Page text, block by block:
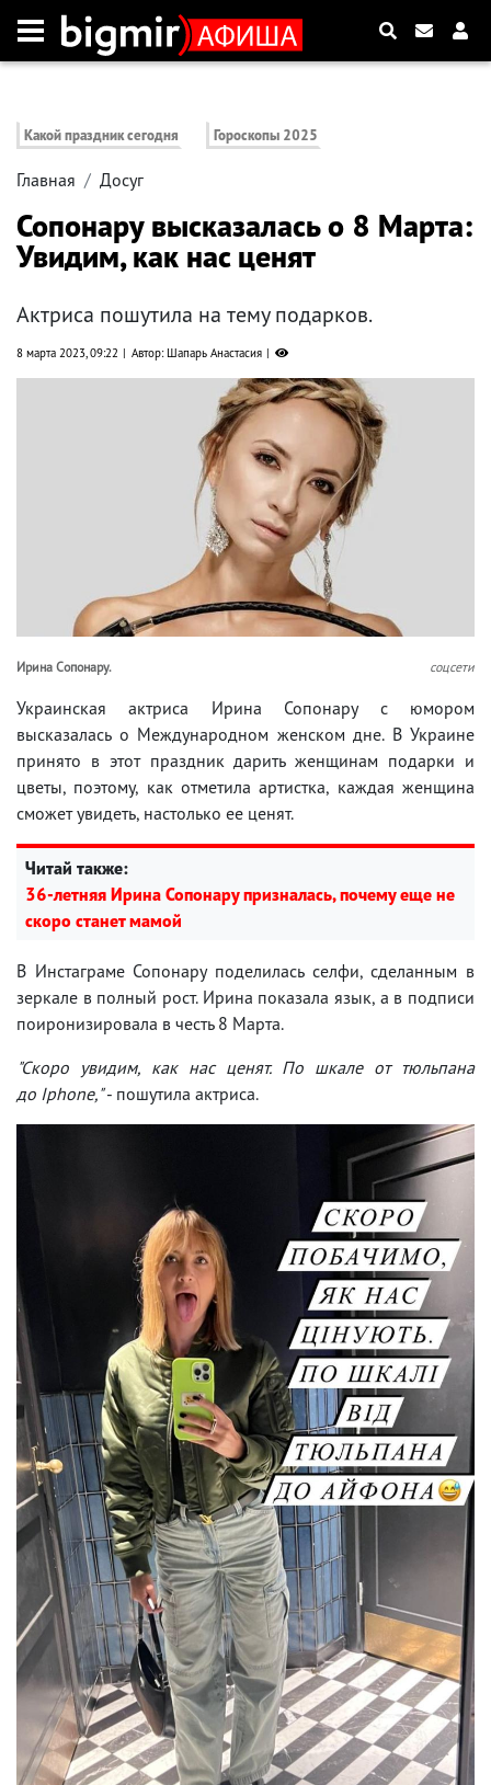
Какой праздник сегодня Гороскопы 2025
Главная Досуг
Сопонару высказалась о 8 Марта:
Увидим, как нас ценят
Актриса пошутила на тему подарков.
8 марта 2023, 09:22 Автор: Шапарь Анастасия
Ирина Сопонару. соцсети
Украинская актриса Ирина Сопонару с юмором
высказалась о Международном женском дне. В Украине
принято в этот праздник дарить женщинам подарки и
цветы, поэтому, как отметила артистка, каждая женщина
сможет увидеть, настолько ее ценят.
Читай также:
36-летняя Ирина Сопонару призналась, почему еще не
скоро станет мамой
В Инстаграме Сопонару поделилась селфи, сделанным в
зеркале в полный рост. Ирина показала язык, а в подписи
поиронизировала в честь 8 Марта.
"Скоро увидим, как нас ценят. По шкале от тюльпана
до Iphone,"- пошутила актриса.